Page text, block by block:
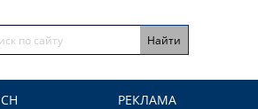
РЕКЛАМА